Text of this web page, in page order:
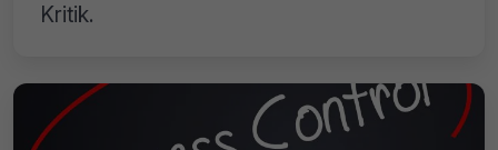
Kritik.